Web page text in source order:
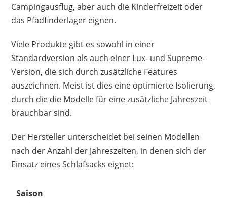
Campingausflug, aber auch die Kinderfreizeit oder
das Pfadfinderlager eignen.
Viele Produkte gibt es sowohl in einer
Standardversion als auch einer Lux- und Supreme-
Version, die sich durch zusätzliche Features
auszeichnen. Meist ist dies eine optimierte Isolierung,
durch die die Modelle für eine zusätzliche Jahreszeit
brauchbar sind.
Der Hersteller unterscheidet bei seinen Modellen
nach der Anzahl der Jahreszeiten, in denen sich der
Einsatz eines Schlafsacks eignet:
Saison